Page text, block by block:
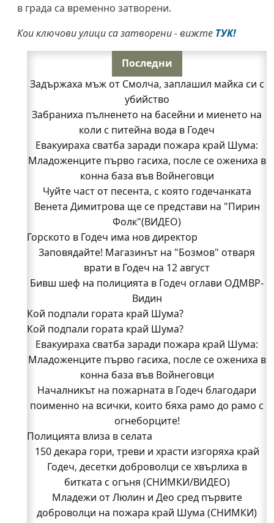
в града са временно затворени.
Кои ключови улици са затворени - вижте ТУК!
Последни
Задържаха мъж от Смолча, заплашил майка си с
убийство
Забраниха пълненето на басейни и миенето на
коли с питейна вода в Годеч
Евакуираха сватба заради пожара край Шума:
Младоженците първо гасиха, после се ожениха в
конна база във Войнеговци
Чуйте част от песента, с която годечанката
Венета Димитрова ще се представи на "Пирин
Фолк"(ВИДЕО)
Горското в Годеч има нов директор
Заповядайте! Магазинът на "Бозмов" отваря
врати в Годеч на 12 август
Бивш шеф на полицията в Годеч оглави ОДМВР-
Видин
Кой подпали гората край Шума?
Младежи от Люлин и Део сред първите
доброволци на пожара край Шума (СНИМКИ)
Началникът на пожарната в Годеч благодари
поименно на всички, които бяха рамо до рамо с
огнеборците!
150 декара гори, треви и храсти изгоряха край
Годеч, десетки доброволци се хвърлиха в
битката с огъня (СНИМКИ/ВИДЕО)
Полицията влиза в селата
Възможни са прекъсвания на тока утре в части
от община Годеч
Какво накара Яна и Станимир да изберат Годеч
пред живота в чужбина? (ВИДЕО)
Кой подпали гората край Шума?
Евакуираха сватба заради пожара край Шума:
Младоженците първо гасиха, после се ожениха в
конна база във Войнеговци
Началникът на пожарната в Годеч благодари
поименно на всички, които бяха рамо до рамо с
огнеборците!
Полицията влиза в селата
150 декара гори, треви и храсти изгоряха край
Годеч, десетки доброволци се хвърлиха в
битката с огъня (СНИМКИ/ВИДЕО)
Младежи от Люлин и Део сред първите
доброволци на пожара край Шума (СНИМКИ)